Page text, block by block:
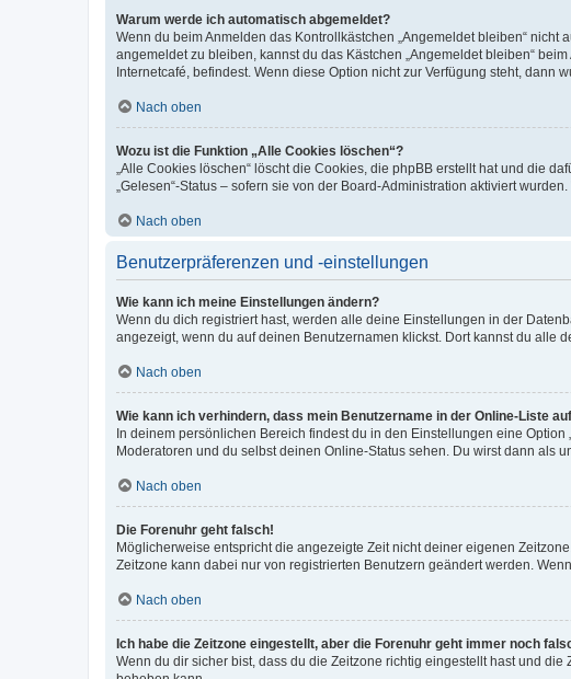
Warum werde ich automatisch abgemeldet?
Wenn du beim Anmelden das Kontrollkästchen „Angemeldet bleiben“
angemeldet zu bleiben, kannst du das Kästchen „Angemeldet bleiben“
Internetcafé, befindest. Wenn diese Option nicht zur Verfügung steht, dann
Nach oben
Wozu ist die Funktion „Alle Cookies löschen“?
„Alle Cookies löschen“ löscht die Cookies, die phpBB erstellt hat und die
„Gelesen“-Status – sofern sie von der Board-Administration aktiviert
Nach oben
Benutzerpräferenzen und -einstellungen
Wie kann ich meine Einstellungen ändern?
Wenn du dich registriert hast, werden alle deine Einstellungen in der
angezeigt, wenn du auf deinen Benutzernamen klickst. Dort kannst du alle
Nach oben
Wie kann ich verhindern, dass mein Benutzername in der Online-Liste
In deinem persönlichen Bereich findest du in den Einstellungen eine
Moderatoren und du selbst deinen Online-Status sehen. Du wirst dann als
Nach oben
Die Forenuhr geht falsch!
Möglicherweise entspricht die angezeigte Zeit nicht deiner eigenen
Zeitzone kann dabei nur von registrierten Benutzern geändert werden.
Nach oben
Ich habe die Zeitzone eingestellt, aber die Forenuhr geht immer noch
Wenn du dir sicher bist, dass du die Zeitzone richtig eingestellt hast und